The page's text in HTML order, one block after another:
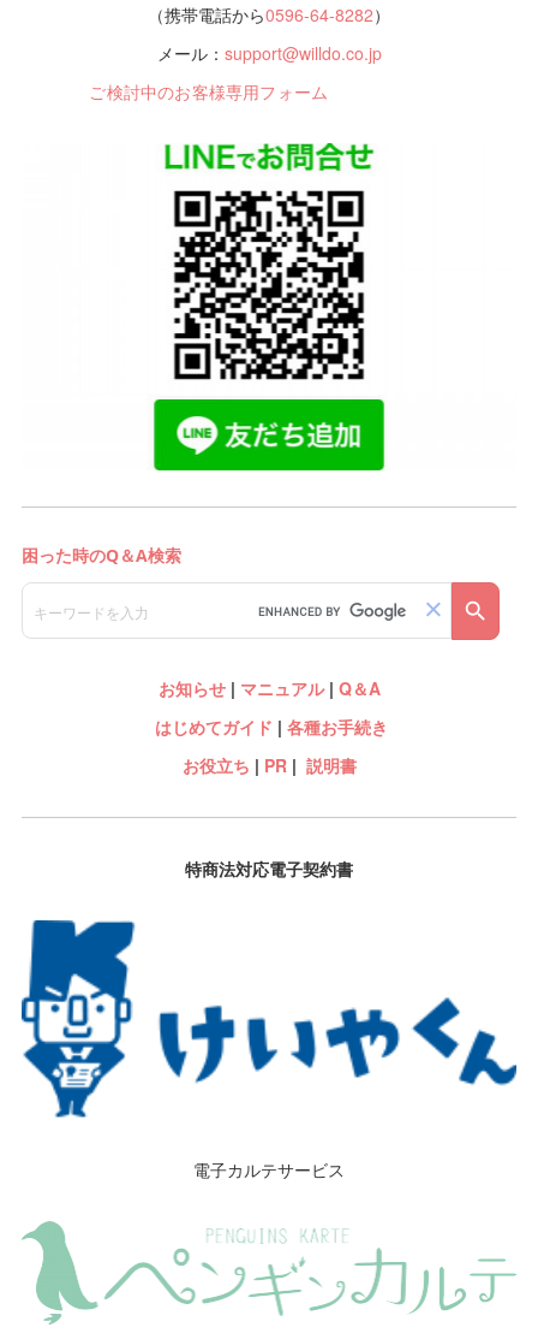
（携帯電話から0596-64-8282）
メール： support@willdo.co.jp
ご検討中のお客様専用フォーム
お知らせ| マニュアル| Q＆A
はじめてガイド | 各種お手続き
お役立ち | PR| 説明書
特商法対応電子契約書
電子カルテサービス